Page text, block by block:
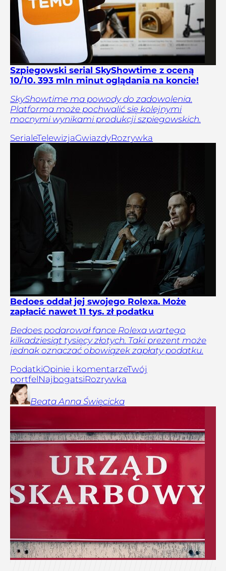
Szpiegowski serial SkyShowtime z oceną
10/10. 393 mln minut oglądania na koncie!
SkyShowtime ma powody do zadowolenia.
Platforma może pochwalić się kolejnymi
mocnymi wynikami produkcji szpiegowskich.
SerialeTelewizjaGwiazdyRozrywka
Bedoes oddał jej swojego Rolexa. Może
zapłacić nawet 11 tys. zł podatku
Bedoes podarował fance Rolexa wartego
kilkadziesiąt tysięcy złotych. Taki prezent może
jednak oznaczać obowiązek zapłaty podatku.
PodatkiOpinie i komentarzeTwój
portfelNajbogatsiRozrywka
Beata Anna Święcicka